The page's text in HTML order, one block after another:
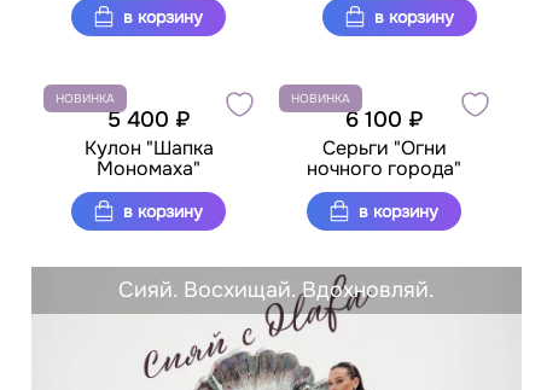
в корзину в корзину
НОВИНКА
5 400 ₽
Кулон "Шапка
Мономаха"
в корзину
НОВИНКА
6 100 ₽
Серьги "Огни
ночного города"
в корзину
Сияй. Восхищай. Вдохновляй.